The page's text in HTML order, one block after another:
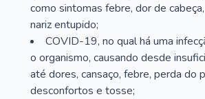
como sintomas febre, dor de
nariz entupido;
COVID-19, no qual há uma
o organismo, causando desde
até dores, cansaço, febre, perda do
desconfortos e tosse;